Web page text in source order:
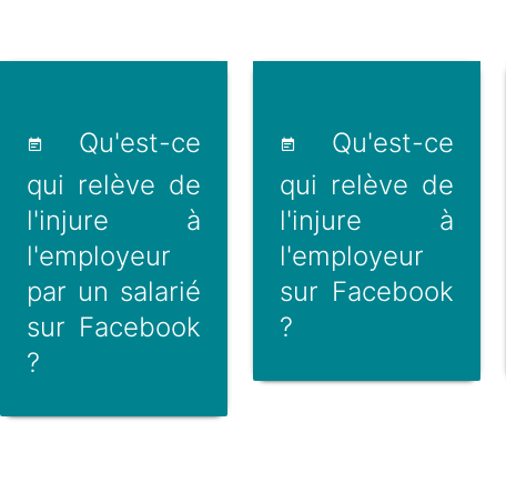
Qu'est-ce
qui relève de
l'injure à
l'employeur
par un salarié
sur Facebook
?
Qu'est-ce
qui relève de
l'injure à
l'employeur
sur Facebook
?